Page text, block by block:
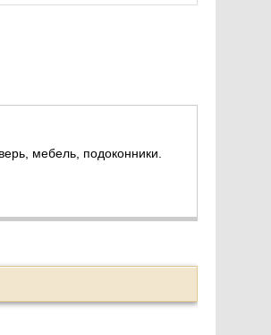
мебель, подоконники.